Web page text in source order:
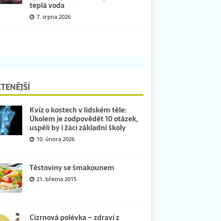
teplá voda
7. srpna 2026
Kvíz o kostech v lidském těle:
Úkolem je zodpovědět 10 otázek,
uspěli by i žáci základní školy
10. února 2026
Těstoviny se šmakounem
21. března 2015
Cizrnová polévka – zdraví z